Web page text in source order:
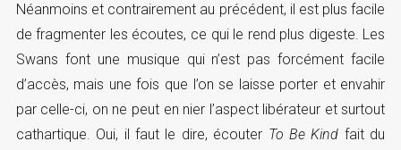
Néanmoins et contrairement au précédent, il est plus facile
de fragmenter les écoutes, ce qui le rend plus digeste. Les
Swans font une musique qui n’est pas forcément facile
d’accès, mais une fois que l’on se laisse porter et envahir
par celle-ci, on ne peut en nier l’aspect libérateur et surtout
cathartique. Oui, il faut le dire, écouter To Be Kind fait du